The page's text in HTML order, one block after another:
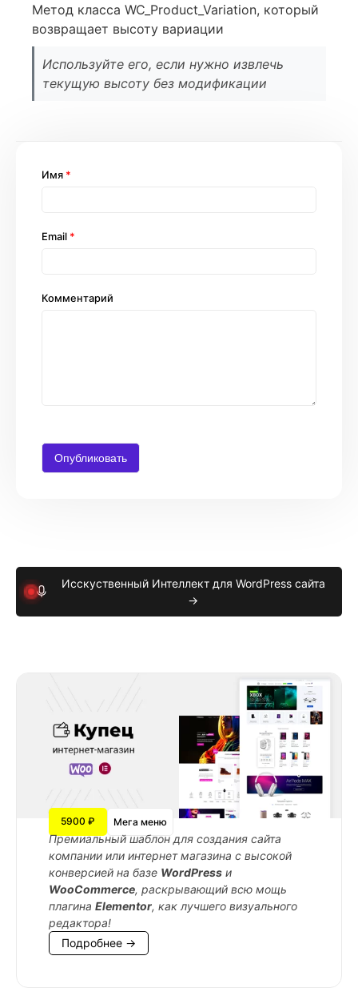
Метод класса WC_Product_Variation, который
возвращает высоту вариации
Используйте его, если нужно извлечь
текущую высоту без модификации
Комментарий
Имя *
Email *
Исскуственный Интеллект для WordPress сайта
→
5900 ₽ Мега меню
Премиальный шаблон для создания сайта
компании или интернет магазина с высокой
конверсией на базе WordPress и
WooCommerce, раскрывающий всю мощь
плагина Elementor, как лучшего визуального
редактора!
Подробнее →